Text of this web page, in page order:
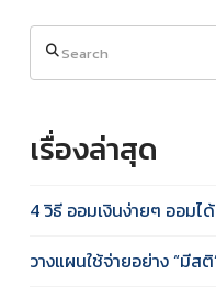
Search
เรื่องล่าสุด
4 วิธี ออมเงินง่ายๆ ออมไ
วางแผนใช้จ่ายอย่าง “มีส